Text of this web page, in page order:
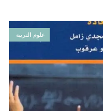
علوم التربية